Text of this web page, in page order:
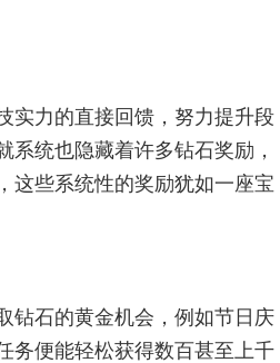
实力的直接回馈，努力提升段
统也隐藏着许多钻石奖励，
这些系统性的奖励犹如一座宝
钻石的黄金机会，例如节日庆
务便能轻松获得数百甚至上千